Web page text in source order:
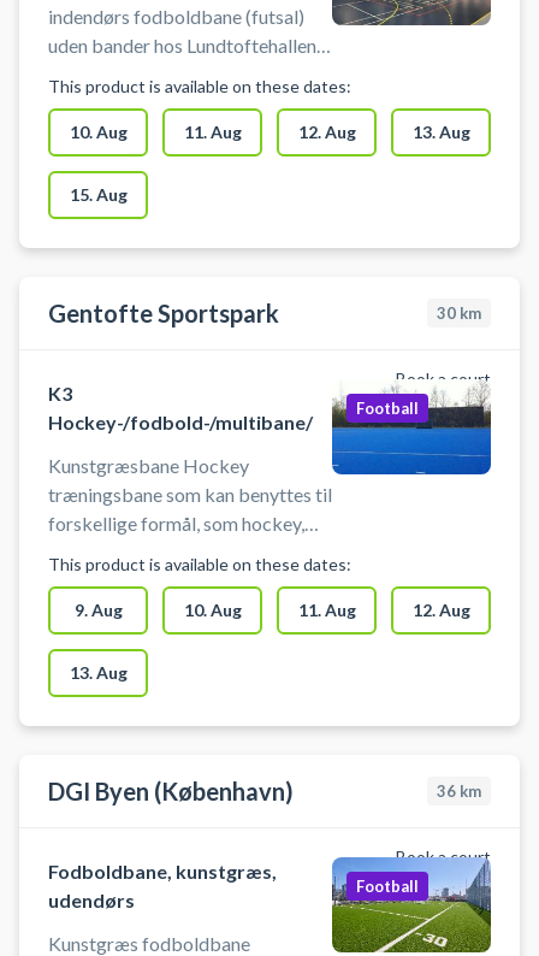
indendørs fodboldbane (futsal)
uden bander hos Lundtoftehallen i
indendørssko, som ikke sætter
mærker. Der er mulighed for
omklædning
This product is available on these dates:
10. Aug 11. Aug 12. Aug 13. Aug
15. Aug
Gentofte Sportspark 30 km
Book a court
K3
Hockey-/fodbold-/multibane/
Kunstgræsbane Hockey
træningsbane som kan benyttes til
forskellige formål, som hockey,
andet, til ekstra træning, talent
træning eller kammeratlig
sportslig hygge. Banens
Football
This product is available on these dates:
9. Aug 10. Aug 11. Aug 12. Aug
13. Aug
DGI Byen (København) 36 km
Book a court
Fodboldbane, kunstgræs,
udendørs
Kunstgræs fodboldbane
Football